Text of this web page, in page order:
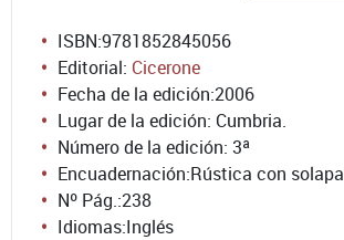
ISBN:9781852845056
Editorial: Cicerone
Fecha de la edición:2006
Lugar de la edición: Cumbria.
Número de la edición: 3ª
Encuadernación:Rústica con solapa
Nº Pág.:238
Idiomas:Inglés